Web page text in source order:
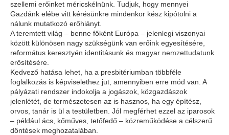
szellemi erőinket méricskélnünk. Tudjuk, hogy mennyei
Gazdánk elébe vitt kérésünkre mindenkor kész kipótolni a
nálunk mutatkozó erőhiányt.
A teremtett világ – benne főként Európa – jelenlegi viszonyai
között különösen nagy szükségünk van erőink egyesítésére,
református keresztyén identitásunk és magyar nemzettudatunk
erősítésére.
Kedvező hatása lehet, ha a presbitériumban többféle
foglalkozás is képviselethez jut, amennyiben erre mód van. A
pályázati rendszer indokolja a jogászok, közgazdászok
jelenlétét, de természetesen az is hasznos, ha egy építész,
orvos, tanár is ül a testületben. Jól megférhet ezzel az iparosok
– például ács, kőműves, tetőfedő – közreműködése a célszerű
döntések meghozatalában.